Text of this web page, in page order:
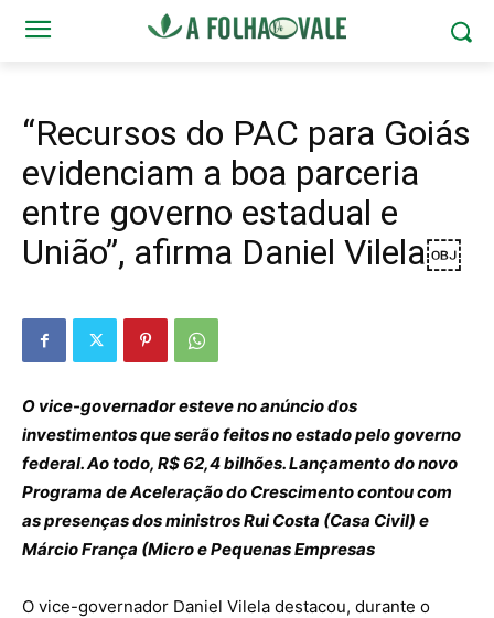
“Recursos do PAC para Goiás
evidenciam a boa parceria
entre governo estadual e
União”, afirma Daniel Vilela￼
O vice-governador esteve no anúncio dos
investimentos que serão feitos no estado pelo governo
federal. Ao todo, R$ 62,4 bilhões. Lançamento do novo
Programa de Aceleração do Crescimento contou com
as presenças dos ministros Rui Costa (Casa Civil) e
Márcio França (Micro e Pequenas Empresas
O vice-governador Daniel Vilela destacou, durante o